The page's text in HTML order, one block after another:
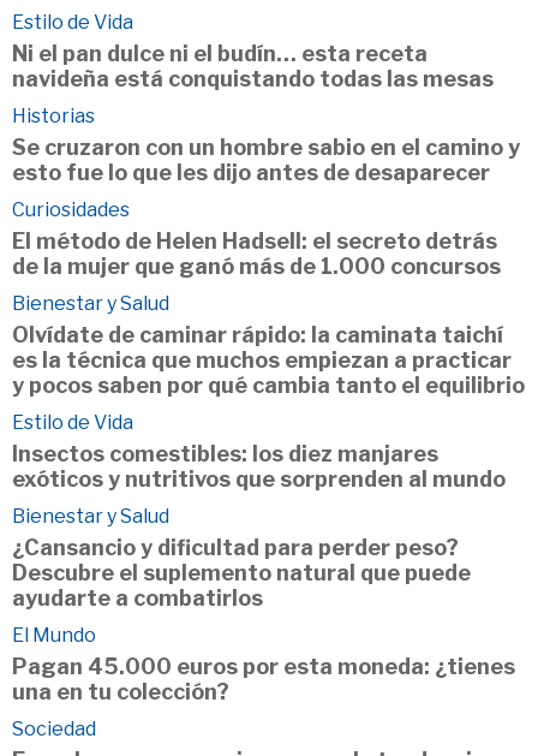
Estilo de Vida
Ni el pan dulce ni el budín… esta receta
navideña está conquistando todas las mesas
Historias
Se cruzaron con un hombre sabio en el camino y
esto fue lo que les dijo antes de desaparecer
Curiosidades
El método de Helen Hadsell: el secreto detrás
de la mujer que ganó más de 1.000 concursos
Bienestar y Salud
Olvídate de caminar rápido: la caminata taichí
es la técnica que muchos empiezan a practicar
y pocos saben por qué cambia tanto el equilibrio
Estilo de Vida
Insectos comestibles: los diez manjares
exóticos y nutritivos que sorprenden al mundo
Bienestar y Salud
¿Cansancio y dificultad para perder peso?
Descubre el suplemento natural que puede
ayudarte a combatirlos
El Mundo
Pagan 45.000 euros por esta moneda: ¿tienes
una en tu colección?
Sociedad